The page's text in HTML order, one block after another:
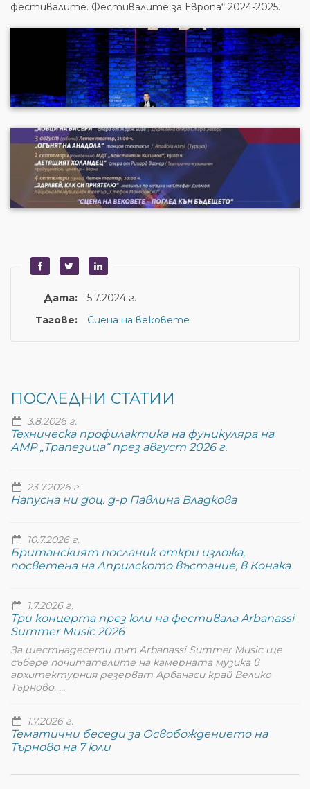
фестивалите. Фестивалите за Европа“ 2024-2025.
Дата:
5.7.2024 г.
Тагове:
Сцена на вековете
ПОСЛЕДНИ СТАТИИ
3.8.2026 г.
Техническа профилактика на фуникуляра на
АМР „Трапезица“ през август 2026 г.
23.7.2026 г.
Напусна ни доц. д-р Павлина Владкова
10.7.2026 г.
Британският посланик откри изложа,
посветена на Априлското въстание, в Конака
1.7.2026 г.
Три концерта през юли на фестивала Arbanassi
Summer Music 2026
За шестнадесети път Arbanassi Summer Music ще
събере почитателите на камерната музика в
архитектурния резерват Арбанаси край Велико
Търново. ...
1.7.2026 г.
Тематични беседи за Освобождението на
Търново на 7 юли